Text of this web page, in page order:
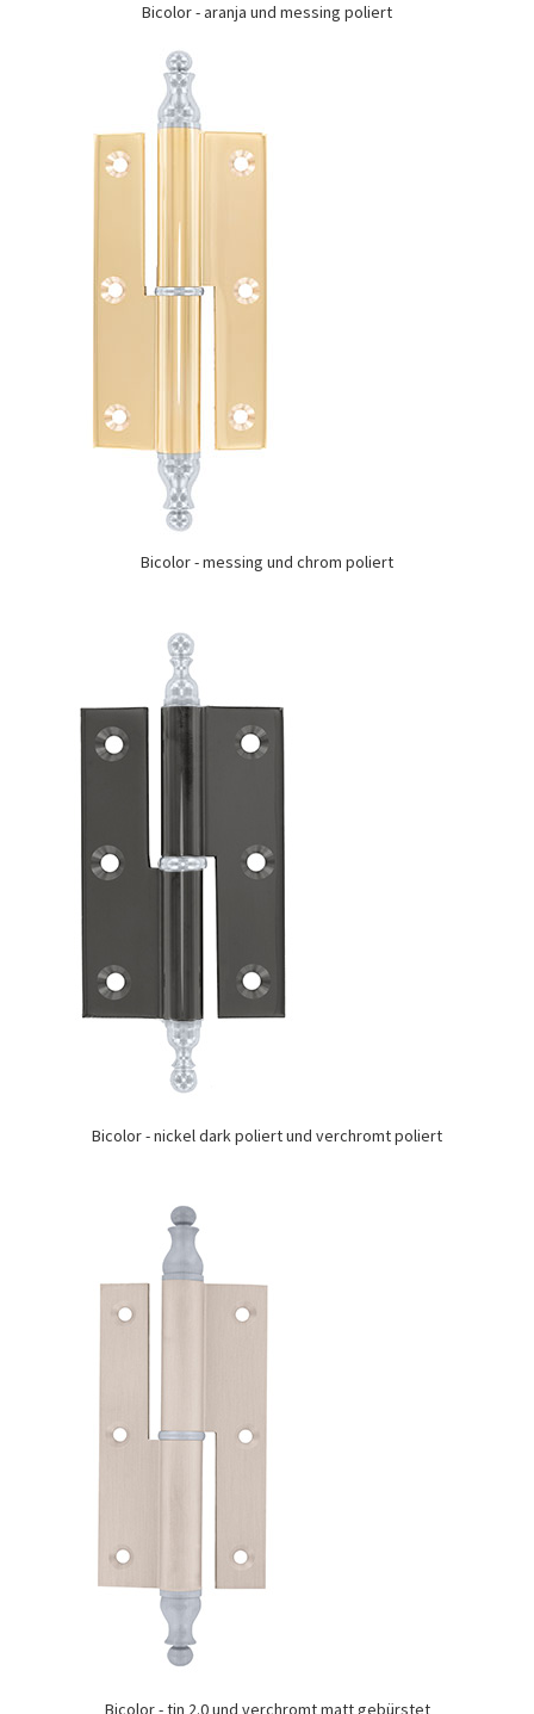
Bicolor - aranja und messing poliert
Bicolor - messing und chrom poliert
Bicolor - nickel dark poliert und verchromt poliert
Bicolor - tin 2.0 und verchromt matt gebürstet